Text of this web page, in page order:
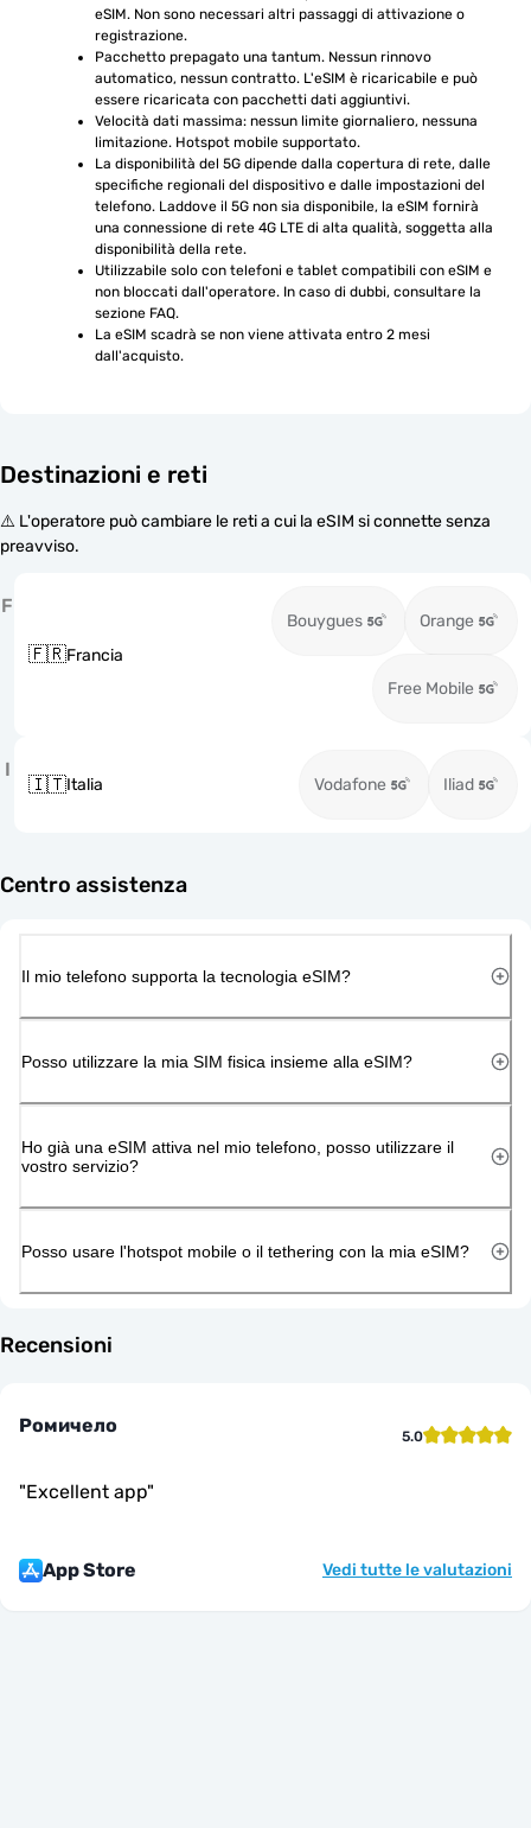
eSIM. Non sono necessari altri passaggi di attivazione o
registrazione.
Pacchetto prepagato una tantum. Nessun rinnovo
automatico, nessun contratto. L'eSIM è ricaricabile e può
essere ricaricata con pacchetti dati aggiuntivi.
Velocità dati massima: nessun limite giornaliero, nessuna
limitazione. Hotspot mobile supportato.
La disponibilità del 5G dipende dalla copertura di rete, dalle
specifiche regionali del dispositivo e dalle impostazioni del
telefono. Laddove il 5G non sia disponibile, la eSIM fornirà
una connessione di rete 4G LTE di alta qualità, soggetta alla
disponibilità della rete.
Utilizzabile solo con telefoni e tablet compatibili con eSIM e
non bloccati dall'operatore. In caso di dubbi, consultare la
sezione FAQ.
La eSIM scadrà se non viene attivata entro 2 mesi
dall'acquisto.
Destinazioni e reti
⚠️ L'operatore può cambiare le reti a cui la eSIM si connette senza
preavviso.
F
🇫🇷Francia
Bouygues Orange
Free Mobile
I
🇮🇹Italia Vodafone Iliad
Centro assistenza
Il mio telefono supporta la tecnologia eSIM?
Posso utilizzare la mia SIM fisica insieme alla eSIM?
Ho già una eSIM attiva nel mio telefono, posso utilizzare il
vostro servizio?
Posso usare l'hotspot mobile o il tethering con la mia eSIM?
Recensioni
Ромичело 5.0
"Excellent app"
App Store Vedi tutte le valutazioni